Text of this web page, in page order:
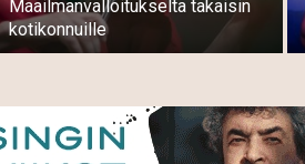
Maailmanvalloitukselta takaisin
kotikonnuille